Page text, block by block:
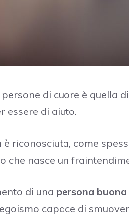
di cuore è quella
essere di aiuto.
riconosciuta, come
che nasce un
di una persona buona
capace di